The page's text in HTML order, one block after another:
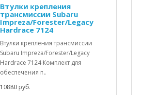
Втулки крепления
трансмиссии Subaru
Impreza/Forester/Legacy
Hardrace 7124
Втулки крепления трансмиссии
Subaru Impreza/Forester/Legacy
Hardrace 7124 Комплект для
обеспечения п..
10880 руб.